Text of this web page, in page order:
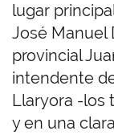
lugar
José Manuel
provincial
intendente
Llaryora -los
y en una